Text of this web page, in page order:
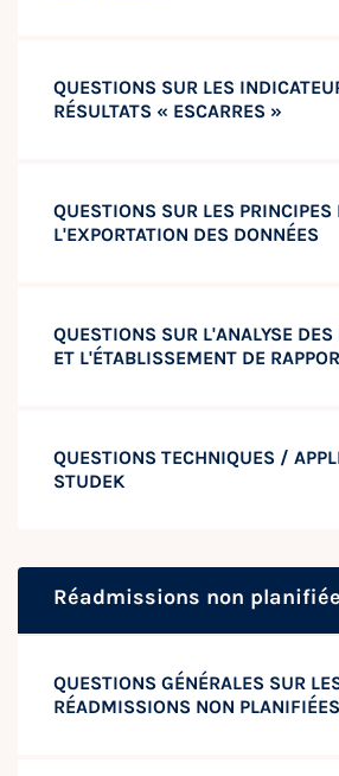
QUESTIONS SUR LES
RÉSULTATS « ESCARRES »
QUESTIONS SUR LES PRINCIPES
L'EXPORTATION DES DONNÉES
QUESTIONS SUR L'ANALYSE DES
ET L'ÉTABLISSEMENT DE
QUESTIONS TECHNIQUES /
STUDEK
Réadmissions non
QUESTIONS GÉNÉRALES SUR
RÉADMISSIONS NON PLANIFIÉES